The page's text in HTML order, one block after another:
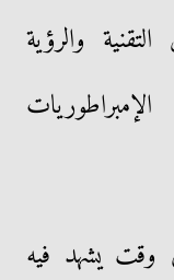
والرؤية
وقت يشهد فيه